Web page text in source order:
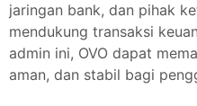
jaringan bank, dan pihak
mendukung transaksi
admin ini, OVO dapat
aman, dan stabil bagi